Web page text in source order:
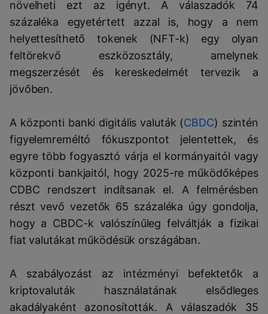
növelheti ezt az igényt. A válaszadók 74
százaléka egyetértett azzal is, hogy a nem
helyettesíthető tokenek (NFT-k) egy olyan
feltörekvő eszközosztály, amelynek
megszerzését és kereskedelmét tervezik a
jövőben.
A központi banki digitális valuták (CBDC) szintén
figyelemreméltó fókuszpontot jelentettek, és
egyre több fogyasztó várja el kormányaitól vagy
központi bankjaitól, hogy 2025-re működőképes
CDBC rendszert indítsanak el. A felmérésben
részt vevő vezetők 65 százaléka úgy gondolja,
hogy a CBDC-k valószínűleg felváltják a fizikai
fiat valutákat működésük országában.
A szabályozást az intézményi befektetők a
kriptovaluták használatának elsődleges
akadályaként azonosították. A válaszadók 35